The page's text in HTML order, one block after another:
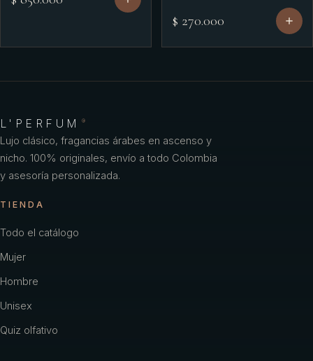
$ 270.000
L'PERFUM ®
Lujo clásico, fragancias árabes en ascenso y
nicho. 100% originales, envío a todo Colombia
y asesoría personalizada.
TIENDA
Todo el catálogo
Mujer
Hombre
Unisex
Quiz olfativo